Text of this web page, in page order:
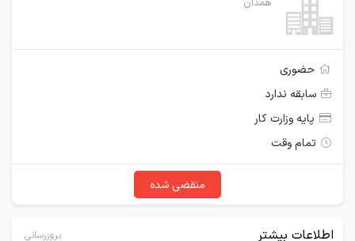
همدان
حضوری
سابقه ندارد
پایه وزارت کار
تمام وقت
منقضی شده
اطلاعات بیشتر بروزرسانی